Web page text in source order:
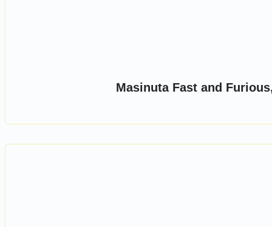
Masinuta Fast and